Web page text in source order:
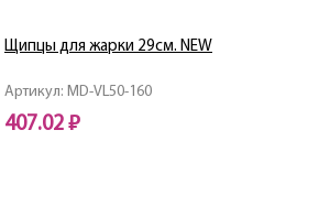
Артикул: MD-VL50-160
Щипцы для жарки 29см. NEW
407.02 ₽